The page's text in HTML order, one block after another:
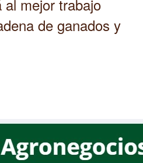
al mejor trabajo
de ganados y